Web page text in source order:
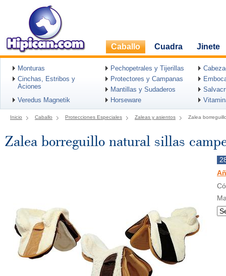
Caballo Cuadra Jinete
Monturas Pechopetrales y Tijerillas
Cinchas, Estribos y
Aciones
Protectores y Campanas
Mantillas y Sudaderos
Veredus Magnetik
Horseware
Inicio Caballo Protecciones Especiales Zaleas y asientos Zalea
Zalea borreguillo natural sillas